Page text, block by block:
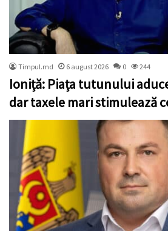
Timpul.md 6 august 2026 0 244
Ioniță: Piața tutunului
dar taxele mari stimulează